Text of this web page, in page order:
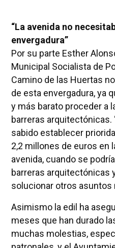
“La avenida no
envergadura”
Por su parte Esther
Municipal Socialista de
Camino de las Huertas
de esta envergadura, ya
y más barato proceder a
barreras arquitectónicas.
sabido establecer
2,2 millones de euros en
avenida, cuando se
barreras arquitectónicas
solucionar otros asuntos
Asimismo la edil ha
meses que han durado
muchas molestias,